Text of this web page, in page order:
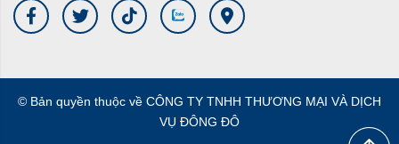
© Bản quyền thuộc về CÔNG TY TNHH THƯƠNG MẠI VÀ DỊCH
VỤ ĐÔNG ĐÔ